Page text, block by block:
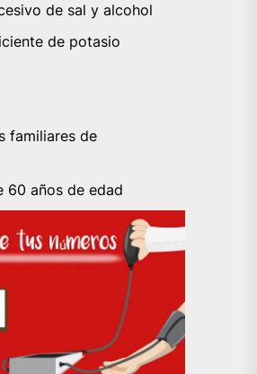
de sal y alcohol
de potasio
familiares de
60 años de edad